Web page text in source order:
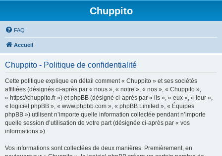
Chuppito
FAQ
Accueil
Chuppito - Politique de confidentialité
Cette politique explique en détail comment « Chuppito » et ses sociétés
affiliées (désignés ci-après par « nous », « notre », « nos », « Chuppito »,
« https://chuppito.fr ») et phpBB (désigné ci-après par « ils », « eux », « leur »,
« logiciel phpBB », « www.phpbb.com », « phpBB Limited », « Équipes
phpBB ») utilisent n’importe quelle information collectée pendant n’importe
quelle session d’utilisation de votre part (désignée ci-après par « vos
informations »).
Vos informations sont collectées de deux manières. Premièrement, en